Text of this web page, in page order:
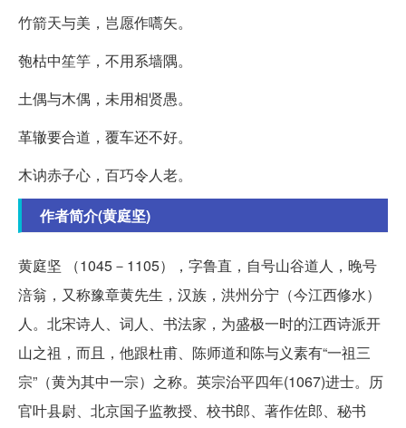
竹箭天与美，岂愿作嚆矢。
匏枯中笙竽，不用系墙隅。
土偶与木偶，未用相贤愚。
革辙要合道，覆车还不好。
木讷赤子心，百巧令人老。
作者简介(黄庭坚)
黄庭坚 （1045－1105），字鲁直，自号山谷道人，晚号
涪翁，又称豫章黄先生，汉族，洪州分宁（今江西修水）
人。北宋诗人、词人、书法家，为盛极一时的江西诗派开
山之祖，而且，他跟杜甫、陈师道和陈与义素有“一祖三
宗”（黄为其中一宗）之称。英宗治平四年(1067)进士。历
官叶县尉、北京国子监教授、校书郎、著作佐郎、秘书